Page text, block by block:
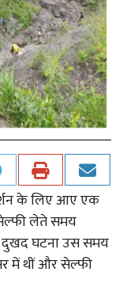
के लिए आए एक
सेल्फी लेते समय
दुखद घटना उस समय
में थीं और सेल्फी